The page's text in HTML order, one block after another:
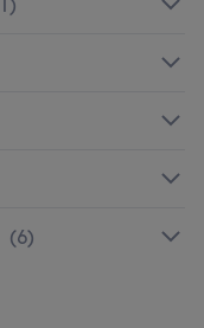
(6)